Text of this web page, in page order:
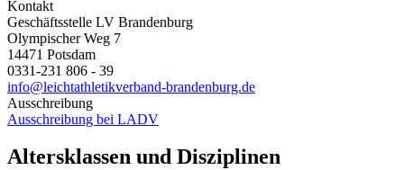
Kontakt
Geschäftsstelle LV Brandenburg
Olympischer Weg 7
14471 Potsdam
0331-231 806 - 39
info@leichtathletikverband-brandenburg.de
Ausschreibung
Ausschreibung bei LADV
Altersklassen und Disziplinen